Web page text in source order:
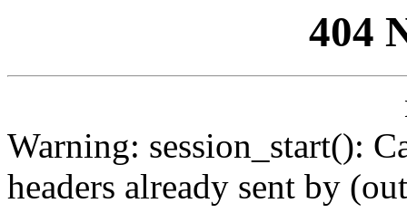
404
Warning: session_start():
headers already sent by